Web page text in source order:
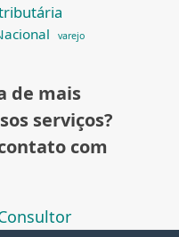
varejo
de mais
serviços?
com